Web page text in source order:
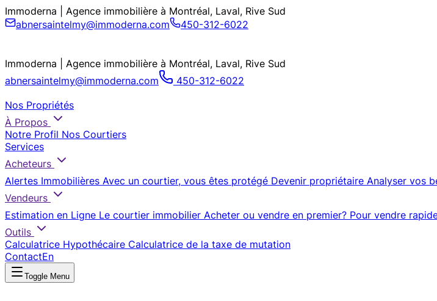
Immoderna | Agence immobilière à Montréal, Laval, Rive Sud
abnersaintelmy@immoderna.com
450-312-6022
Immoderna | Agence immobilière à Montréal, Laval, Rive Sud
abnersaintelmy@immoderna.com
450-312-6022
Nos Propriétés
À Propos
Notre Profil Nos Courtiers
Services
Acheteurs
Alertes Immobilières Avec un courtier, vous êtes protégé Devenir propriétaire Analyser vos
Vendeurs
Estimation en Ligne Le courtier immobilier Acheter ou vendre en premier? Pour vendre
Outils
Calculatrice Hypothécaire Calculatrice de la taxe de mutation
ContactEn
Toggle Menu